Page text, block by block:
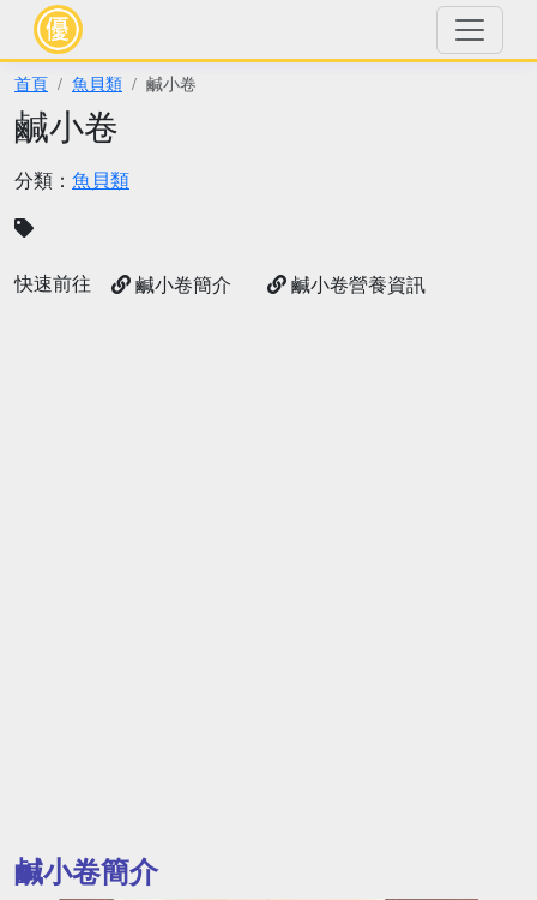
首頁 魚貝類 鹹小卷
鹹小卷
分類： 魚貝類
快速前往 鹹小卷簡介 鹹小卷營養資訊
鹹小卷簡介